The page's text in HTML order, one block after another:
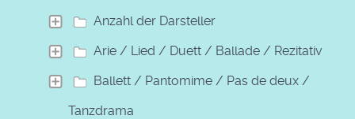
Anzahl der Darsteller
Arie / Lied / Duett / Ballade / Rezitativ
Ballett / Pantomime / Pas de deux /
Tanzdrama